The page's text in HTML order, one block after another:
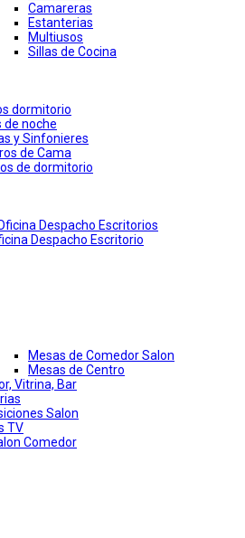
Camareras
Estanterias
Multiusos
Sillas de Cocina
dormitorio
de noche
y Sinfonieres
de Cama
de dormitorio
Despacho Escritorios
Despacho Escritorio
Mesas de Comedor Salon
Mesas de Centro
Vitrina, Bar
Salon
TV
Comedor